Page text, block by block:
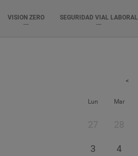
VISION ZERO SEGURIDAD VIAL LABORAL
<
Lun Mar
27 28
3 4